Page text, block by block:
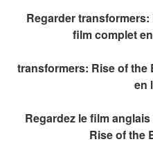
Regarder
film complet
transformers: Rise of the
en
Regardez le film
Rise of the